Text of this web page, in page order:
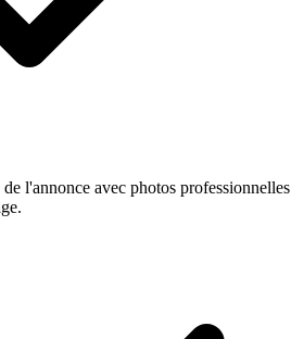
l'annonce avec photos professionnelles